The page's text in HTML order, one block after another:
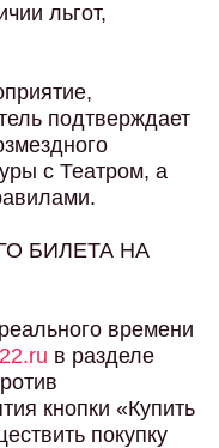
льгот,
подтверждает
с Театром, а
БИЛЕТА НА
времени
в разделе
кнопки «Купить
покупку